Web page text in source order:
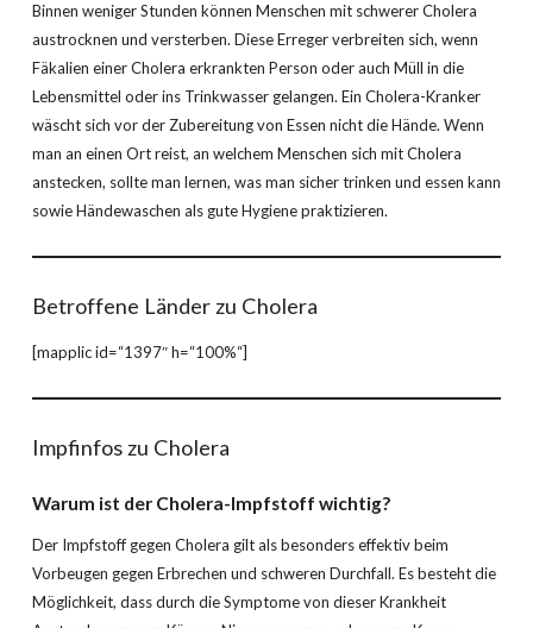
Binnen weniger Stunden können Menschen mit schwerer Cholera
austrocknen und versterben. Diese Erreger verbreiten sich, wenn
Fäkalien einer Cholera erkrankten Person oder auch Müll in die
Lebensmittel oder ins Trinkwasser gelangen. Ein Cholera-Kranker
wäscht sich vor der Zubereitung von Essen nicht die Hände. Wenn
man an einen Ort reist, an welchem Menschen sich mit Cholera
anstecken, sollte man lernen, was man sicher trinken und essen kann
sowie Händewaschen als gute Hygiene praktizieren.
Betroffene Länder zu Cholera
[mapplic id=“1397″ h=“100%“]
Impfinfos zu Cholera
Warum ist der Cholera-Impfstoff wichtig?
Der Impfstoff gegen Cholera gilt als besonders effektiv beim
Vorbeugen gegen Erbrechen und schweren Durchfall. Es besteht die
Möglichkeit, dass durch die Symptome von dieser Krankheit